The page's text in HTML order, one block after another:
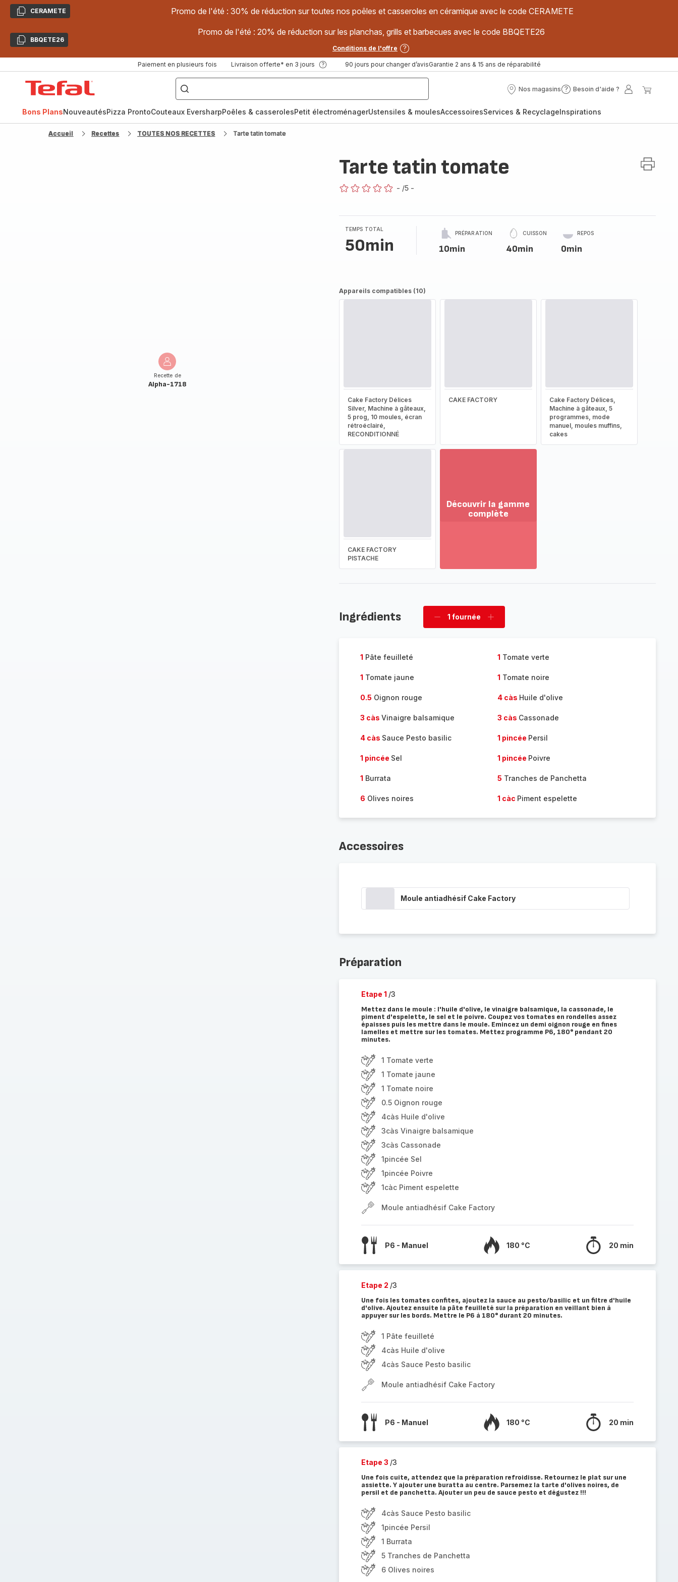
CopierCERAMETE Promo de l'été : 30% de réduction sur toutes nos poêles et casseroles en céramique avec le code CERAMETE
CopierBBQETE26
Promo de l'été : 20% de réduction sur les planchas, grills et barbecues avec le code BBQETE26
Conditions de l'offre
Paiement en plusieurs fois Livraison offerte* en 3 jours 90 jours pour changer d’avisGarantie 2 ans & 15 ans de réparabilité
["Poêles
inox,
Cake
Factory,
Nos magasins
Nos
Besoin d'aide ?
Besoin
?
Mon
Bons PlansNouveautésPizza ProntoCouteaux EversharpPoêles & casserolesPetit électroménagerUstensiles & moulesAccessoiresServices & RecyclageInspirations
Accueil Recettes TOUTES NOS RECETTES Tarte tatin tomate
Recette de
Alpha-1718
Tarte tatin tomate
- /5 -
TEMPS TOTAL
50min
PRÉPARATION
10min
CUISSON
40min
REPOS
0min
Appareils compatibles (10)
Cake Factory Délices
Silver, Machine à gâteaux,
5 prog, 10 moules, écran
rétroéclairé,
RECONDITIONNÉ
CAKE FACTORY
Cake Factory Délices,
Machine à gâteaux, 5
programmes, mode
manuel, moules muffins,
cakes
CAKE FACTORY
PISTACHE
Découvrir la gamme
complète
Ingrédients
Supprimer
1 fournée
Ajouter
1 Pâte feuilleté 1 Tomate verte
1 Tomate jaune 1 Tomate noire
0.5 Oignon rouge 4 càs Huile d'olive
3 càs Vinaigre balsamique 3 càs Cassonade
4 càs Sauce Pesto basilic 1 pincée Persil
1 pincée Sel 1 pincée Poivre
1 Burrata 5 Tranches de Panchetta
6 Olives noires 1 càc Piment espelette
Accessoires
Moule antiadhésif Cake Factory
Préparation
Etape 1 /3
Mettez dans le moule : l'huile d'olive, le vinaigre balsamique, la cassonade, le
piment d'espelette, le sel et le poivre. Coupez vos tomates en rondelles assez
épaisses puis les mettre dans le moule. Emincez un demi oignon rouge en fines
lamelles et mettre sur les tomates. Mettez programme P6, 180° pendant 20
minutes.
1 Tomate verte
1 Tomate jaune
1 Tomate noire
0.5 Oignon rouge
4càs Huile d'olive
3càs Vinaigre balsamique
3càs Cassonade
1pincée Sel
1pincée Poivre
1càc Piment espelette
Moule antiadhésif Cake Factory
P6 - Manuel 180 °C 20 min
Etape 2 /3
Une fois les tomates confites, ajoutez la sauce au pesto/basilic et un filtre d'huile
d'olive. Ajoutez ensuite la pâte feuilleté sur la préparation en veillant bien à
appuyer sur les bords. Mettre le P6 à 180° durant 20 minutes.
1 Pâte feuilleté
4càs Huile d'olive
4càs Sauce Pesto basilic
Moule antiadhésif Cake Factory
P6 - Manuel 180 °C 20 min
Etape 3 /3
Une fois cuite, attendez que la préparation refroidisse. Retournez le plat sur une
assiette. Y ajouter une buratta au centre. Parsemez la tarte d'olives noires, de
persil et de panchetta. Ajouter un peu de sauce pesto et dégustez !!!
4càs Sauce Pesto basilic
1pincée Persil
1 Burrata
5 Tranches de Panchetta
6 Olives noires